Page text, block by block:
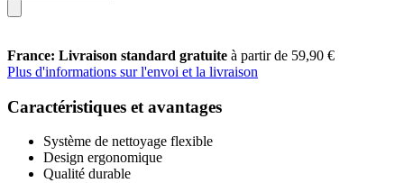
France: Livraison standard gratuite à partir de 59,90 €
Plus d'informations sur l'envoi et la livraison
Caractéristiques et avantages
Système de nettoyage flexible
Design ergonomique
Qualité durable